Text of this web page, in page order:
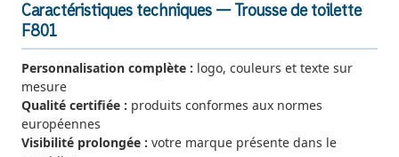
Caractéristiques techniques — Trousse de toilette
F801
Personnalisation complète : logo, couleurs et texte sur
mesure
Qualité certifiée : produits conformes aux normes
européennes
Visibilité prolongée : votre marque présente dans le